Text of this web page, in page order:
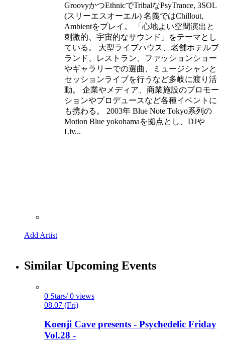
GroovyかつEthnicでTribalなPsyTrance, 3SOL
(スリーエスオーエル) 名義ではChillout,
Ambientをプレイ。 「心地よい空間演出と
刺激的、宇宙的なサウンド」をテーマとし
ている。 大型ライブハウス、老舗ホテルブ
ランド、レストラン、ファッションショー
やギャラリーでの選曲、ミュージシャンと
セッションライブを行うなど多岐に渡り活
動。 企業やメディア、商業施設のプロモー
ションやプロデュースなど各種イベントに
も携わる。 2003年 Blue Note Tokyo系列の
Motion Blue yokohamaを拠点とし、DJや
Liv...
Add Artist
Similar Upcoming Events
0 Stars/ 0 views
08.07 (Fri)
Koenji Cave presents - Psychedelic Friday
Vol.28 -